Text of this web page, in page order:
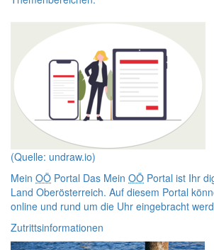
(Quelle: undraw.io)
Mein OÖ Portal Das Mein OÖ Portal ist Ihr
Land Oberösterreich. Auf diesem Portal
online und rund um die Uhr eingebracht
Zutrittsinformationen